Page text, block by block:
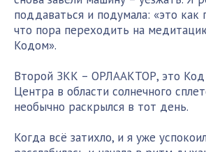
поддаваться и подумала: «это как
что пора переходить на
Кодом».
Второй ЗКК – ОРЛААКТОР, это Код
Центра в области солнечного
необычно раскрылся в тот день.
Когда всё затихло, и я уже